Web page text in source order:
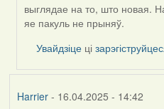
In
reply
Harrier
выглядае на то, што новая.
яе пакуль не прыняў.
Увайдзіце ці
Harrier- 16.04.2025 - 14:42